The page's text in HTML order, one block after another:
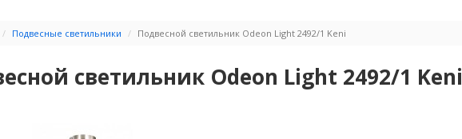
Подвесные светильники Подвесной светильник Odeon Light 2492/1 Keni
светильник Odeon Light 2492/1 Keni